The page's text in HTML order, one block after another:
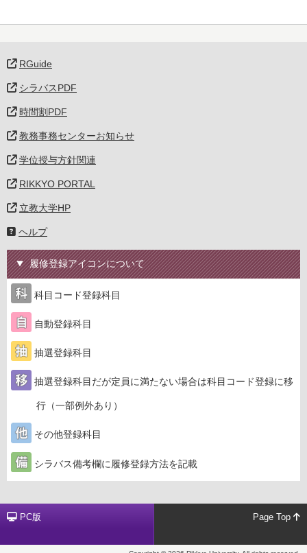
RGuide
シラバスPDF
時間割PDF
教務事務センターお知らせ
学位授与方針関連
RIKKYO PORTAL
立教大学HP
ヘルプ
履修登録アイコンについて
科目コード登録科目
自動登録科目
抽選登録科目
抽選登録科目だが定員に満たない場合は科目コード登録に移
行（一部例外あり）
その他登録科目
シラバス備考欄に履修登録方法を記載
PC版 Page Top